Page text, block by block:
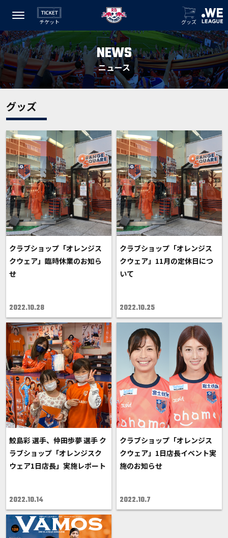
チケット グッズ
NEWS
ニュース
グッズ
クラブショップ「オレンジス
クウェア」臨時休業のお知ら
せ
2022.10.28
クラブショップ「オレンジス
クウェア」11月の定休日につ
いて
2022.10.25
鮫島彩 選手、仲田歩夢 選手 ク
ラブショップ「オレンジスク
ウェア1日店長」実施レポート
2022.10.14
クラブショップ「オレンジス
クウェア」1日店長イベント実
施のお知らせ
2022.10.7